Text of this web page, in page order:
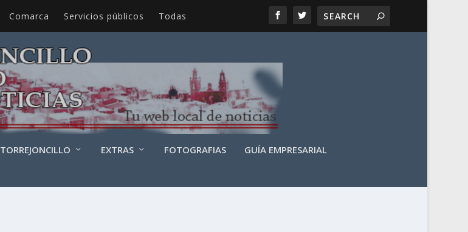
Comarca Servicios públicos Todas
TORREJONCILLO EXTRAS FOTOGRAFIAS GUÍA EMPRESARIAL